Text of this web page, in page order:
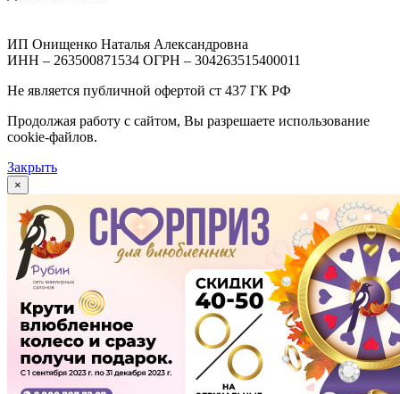
ИП Онищенко Наталья Александровна
ИНН – 263500871534 ОГРН – 304263515400011
Не является публичной офертой ст 437 ГК РФ
Продолжая работу с сайтом, Вы разрешаете использование
cookie-файлов.
Закрыть
×